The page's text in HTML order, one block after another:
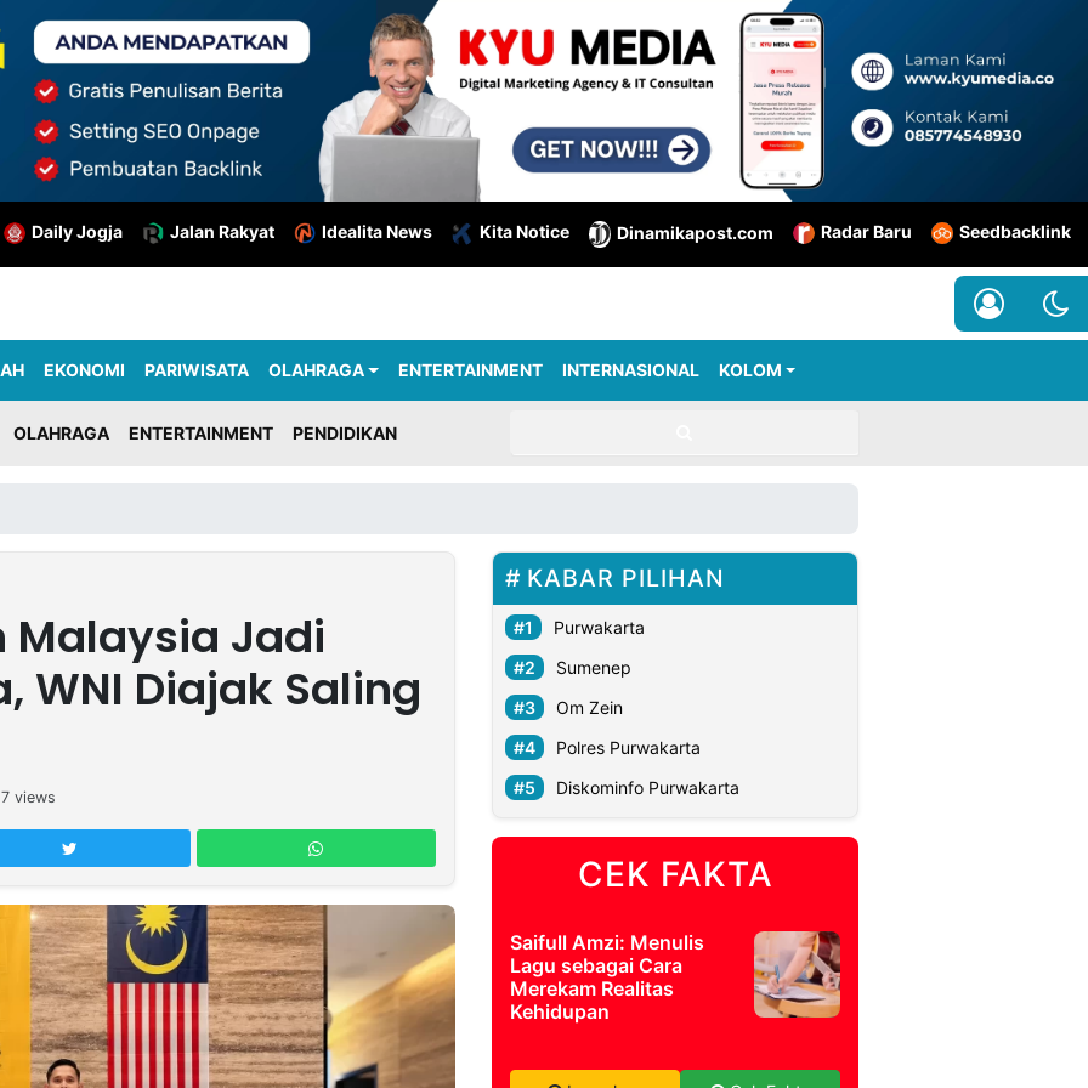
Daily Jogja Jalan Rakyat Idealita News Kita Notice Dinamikapost.com Radar Baru Seedbacklink
EKONOMI PARIWISATA OLAHRAGA ENTERTAINMENT INTERNASIONAL KOLOM
OLAHRAGA ENTERTAINMENT PENDIDIKAN
Malaysia Jadi
WNI Diajak Saling
views
KABAR PILIHAN
Purwakarta
Sumenep
Om Zein
Polres Purwakarta
Diskominfo Purwakarta
CEK FAKTA
Saifull Amzi: Menulis
Lagu sebagai Cara
Merekam Realitas
Kehidupan